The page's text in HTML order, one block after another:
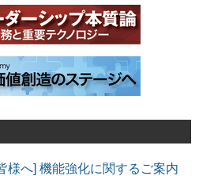
様へ] 機能強化に関するご案内